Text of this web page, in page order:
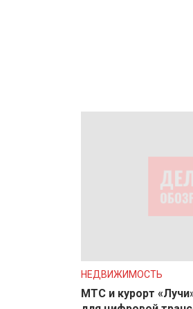
НЕДВИЖИМОСТЬ
МТС и курорт